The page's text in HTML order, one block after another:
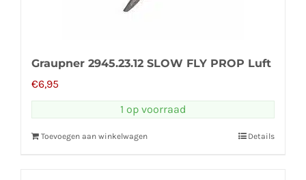
Graupner 2945.23.12 SLOW FLY PROP Luft
€6,95
1 op voorraad
Toevoegen aan winkelwagen Details